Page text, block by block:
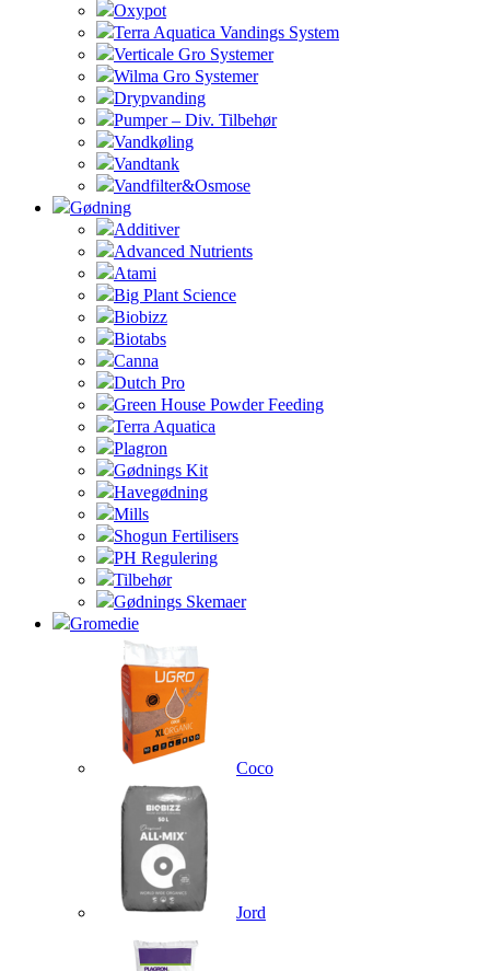
Oxypot
Terra Aquatica Vandings System
Verticale Gro Systemer
Wilma Gro Systemer
Drypvanding
Pumper – Div. Tilbehør
Vandkøling
Vandtank
Vandfilter&Osmose
Gødning
Additiver
Advanced Nutrients
Atami
Big Plant Science
Biobizz
Biotabs
Canna
Dutch Pro
Green House Powder Feeding
Terra Aquatica
Plagron
Gødnings Kit
Havegødning
Mills
Shogun Fertilisers
PH Regulering
Tilbehør
Gødnings Skemaer
Gromedie
Coco
Jord